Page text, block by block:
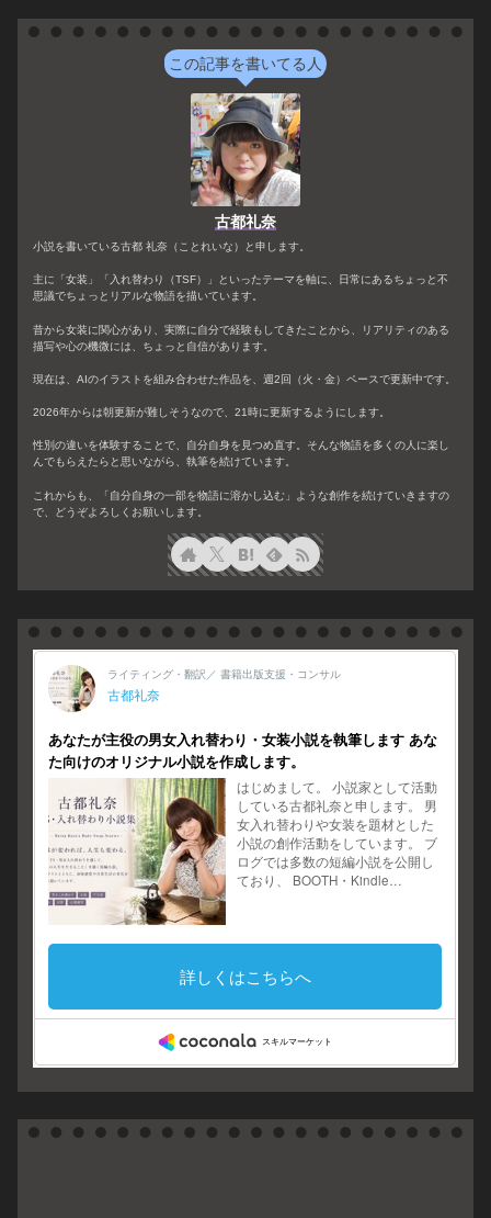
この記事を書いてる人
古都礼奈
小説を書いている古都 礼奈（ことれいな）と申します。
主に「女装」「入れ替わり（TSF）」といったテーマを軸に、日常にあるちょっと不
思議でちょっとリアルな物語を描いています。
昔から女装に関心があり、実際に自分で経験もしてきたことから、リアリティのある
描写や心の機微には、ちょっと自信があります。
現在は、AIのイラストを組み合わせた作品を、週2回（火・金）ペースで更新中です。
2026年からは朝更新が難しそうなので、21時に更新するようにします。
性別の違いを体験することで、自分自身を見つめ直す。そんな物語を多くの人に楽し
んでもらえたらと思いながら、執筆を続けています。
これからも、「自分自身の一部を物語に溶かし込む」ような創作を続けていきますの
で、どうぞよろしくお願いします。